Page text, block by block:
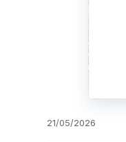
21/05/2026